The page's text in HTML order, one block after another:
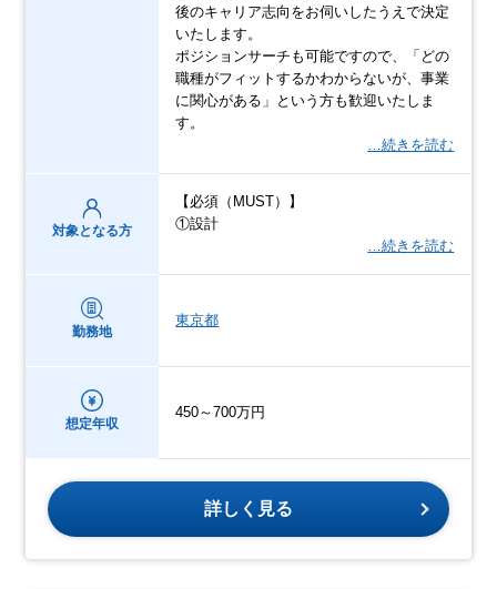
後のキャリア志向をお伺いしたうえで決定
いたします。
ポジションサーチも可能ですので、「どの
職種がフィットするかわからないが、事業
に関心がある」という方も歓迎いたしま
す。
…続きを読む
対象となる方
【必須（MUST）】
①設計
…続きを読む
勤務地
東京都
想定年収
450～700万円
詳しく見る